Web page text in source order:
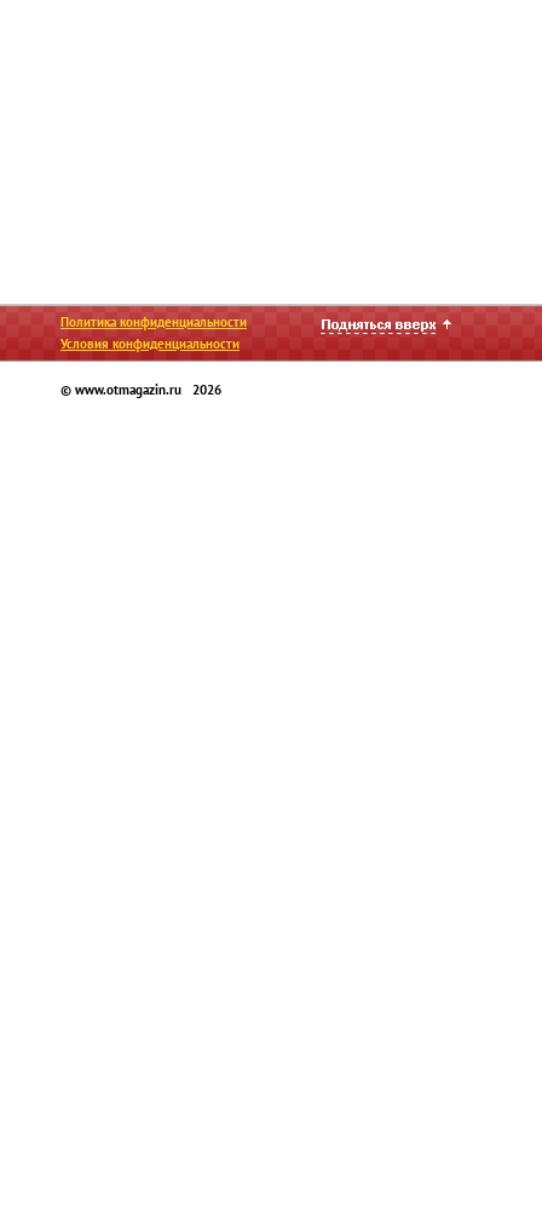
Политика конфиденциальности
Условия конфиденциальности
© www.otmagazin.ru 2026